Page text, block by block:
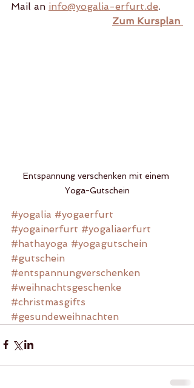
Mail an info@yogalia-erfurt.de.
Zum Kursplan
Entspannung verschenken mit einem
Yoga-Gutschein
#yogalia #yogaerfurt
#yogainerfurt #yogaliaerfurt
#hathayoga #yogagutschein
#gutschein
#entspannungverschenken
#weihnachtsgeschenke
#christmasgifts
#gesundeweihnachten